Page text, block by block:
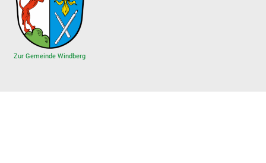
Zur Gemeinde Windberg